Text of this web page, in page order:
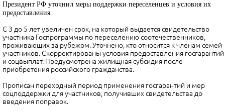
Президент РФ уточнил меры поддержки переселенцев и условия их
предоставления.
С 3 до 5 лет увеличен срок, на который выдается свидетельство
участника Госпрограммы по переселению соотечественников,
проживающих за рубежом. Уточнено, кто относится к членам семей
участников. Скорректированы условия предоставления госгарантий
и соцвыплат. Предусмотрена жилищная субсидия после
приобретения российского гражданства.
Прописан переходный период применения госгарантий и мер
соцподдержки для участников, получивших свидетельства до
введения поправок.